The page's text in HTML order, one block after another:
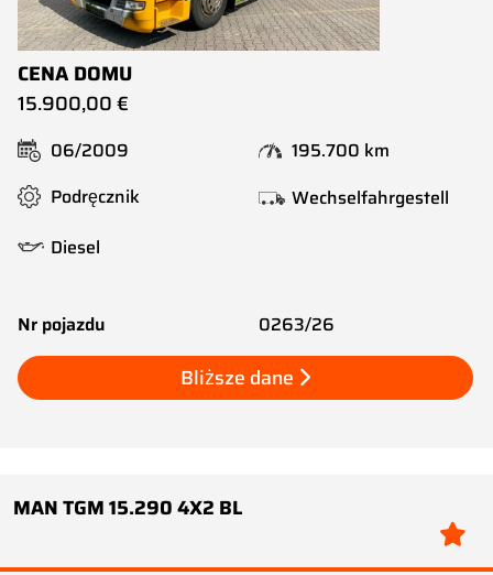
CENA DOMU
15.900,00 €
06/2009
195.700 km
Podręcznik
Wechselfahrgestell
Diesel
Nr pojazdu 0263/26
Bliższe dane
MAN TGM 15.290 4X2 BL